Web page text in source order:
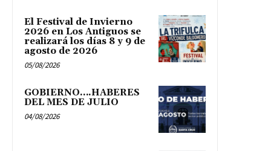
El Festival de Invierno
2026 en Los Antiguos se
realizará los días 8 y 9 de
agosto de 2026
05/08/2026
GOBIERNO….HABERES
DEL MES DE JULIO
04/08/2026